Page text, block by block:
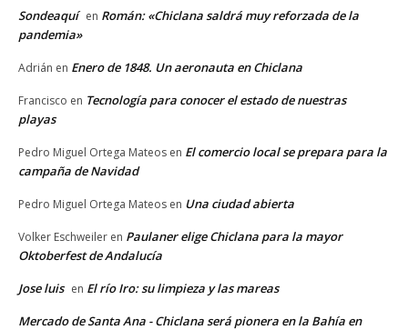
Sondeaquí en Román: «Chiclana saldrá muy reforzada de la
pandemia»
Adrián en Enero de 1848. Un aeronauta en Chiclana
Francisco en Tecnología para conocer el estado de nuestras
playas
Pedro Miguel Ortega Mateos en El comercio local se prepara para la
campaña de Navidad
Pedro Miguel Ortega Mateos en Una ciudad abierta
Volker Eschweiler en Paulaner elige Chiclana para la mayor
Oktoberfest de Andalucía
Jose luis en El río Iro: su limpieza y las mareas
Mercado de Santa Ana - Chiclana será pionera en la Bahía en